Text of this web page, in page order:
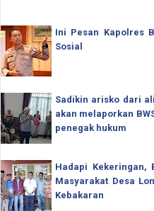
Ini Pesan Kapolres
Sosial
Sadikin arisko dari
akan melaporkan
penegak hukum
Hadapi Kekeringan,
Masyarakat Desa
Kebakaran